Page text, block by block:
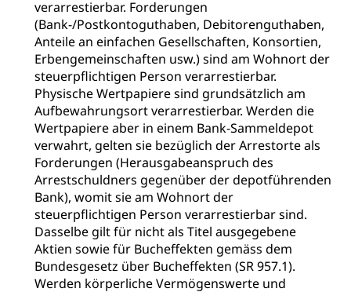
verarrestierbar. Forderungen
(Bank-/Postkontoguthaben, Debitorenguthaben,
Anteile an einfachen Gesellschaften, Konsortien,
Erbengemeinschaften usw.) sind am Wohnort der
steuerpflichtigen Person verarrestierbar.
Physische Wertpapiere sind grundsätzlich am
Aufbewahrungsort verarrestierbar. Werden die
Wertpapiere aber in einem Bank-Sammeldepot
verwahrt, gelten sie bezüglich der Arrestorte als
Forderungen (Herausgabeanspruch des
Arrestschuldners gegenüber der depotführenden
Bank), womit sie am Wohnort der
steuerpflichtigen Person verarrestierbar sind.
Dasselbe gilt für nicht als Titel ausgegebene
Aktien sowie für Bucheffekten gemäss dem
Bundesgesetz über Bucheffekten (SR 957.1).
Werden körperliche Vermögenswerte und